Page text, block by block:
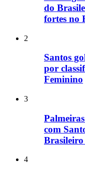
do
fortes no
2
Santos
por
Feminino
3
com
4